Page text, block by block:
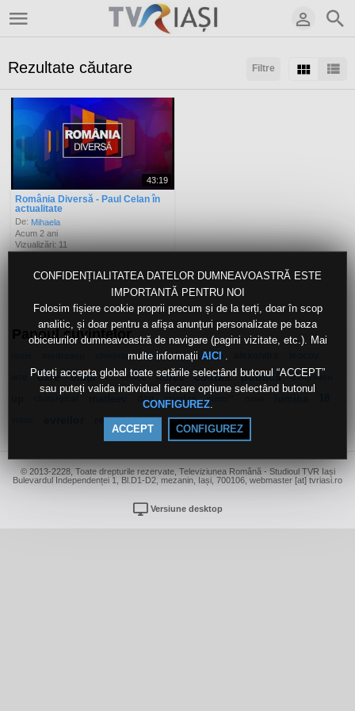
CONFIDENȚIALITATEA DATELOR DUMNEAVOASTRĂ ESTE
IMPORTANTĂ PENTRU NOI
Folosim fișiere cookie proprii precum și de la terți, doar în scop
analitic, și doar pentru a afișa anunțuri personalizate pe baza
obiceiurilor dumneavoastră de navigare (pagini vizitate, etc.). Mai
multe informații AICI .
Puteți accepta global toate setările selectând butonul “ACCEPT”
sau puteți valida individual fiecare opțiune selectând butonul
CONFIGUREZ.
ACCEPT CONFIGUREZ
Filtre
Rezultate căutare
Sortaţi după:
43:19
România Diversă - Paul Celan în
actualitate
De: Mihaela
Acum 2 ani
Vizualizări: 11
Panoul cuvintelor
chisinau denis frumusete
cafe oltiţa z etnice florea costas publică cîmpeanu
dan sturdza mare!”
reporter
© 2013-2228, Toate drepturile rezervate, Televiziunea Română - Studioul TVR Iași
Bulevardul Independenței 1, Bl.D1-D2, mezanin, Iași, 700106, webmaster [at] tvriasi.ro
Versiune desktop